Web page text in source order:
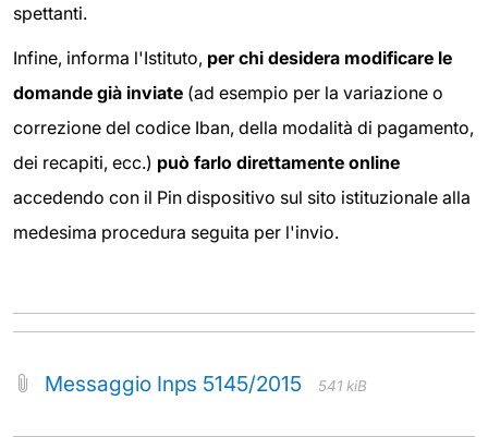
spettanti.
Infine, informa l'Istituto, per chi desidera modificare le
domande già inviate (ad esempio per la variazione o
correzione del codice Iban, della modalità di pagamento,
dei recapiti, ecc.) può farlo direttamente online
accedendo con il Pin dispositivo sul sito istituzionale alla
medesima procedura seguita per l'invio.
Messaggio Inps 5145/2015 541 kiB